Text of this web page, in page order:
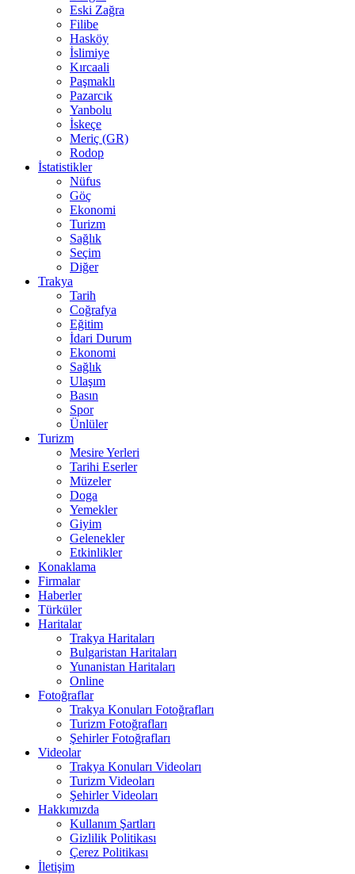
Eski Zağra
Filibe
Hasköy
İslimiye
Kırcaali
Paşmaklı
Pazarcık
Yanbolu
İskeçe
Meriç (GR)
Rodop
İstatistikler
Nüfus
Göç
Ekonomi
Turizm
Sağlık
Seçim
Diğer
Trakya
Tarih
Coğrafya
Eğitim
İdari Durum
Ekonomi
Sağlık
Ulaşım
Basın
Spor
Ünlüler
Turizm
Mesire Yerleri
Tarihi Eserler
Müzeler
Doga
Yemekler
Giyim
Gelenekler
Etkinlikler
Konaklama
Firmalar
Haberler
Türküler
Haritalar
Trakya Haritaları
Bulgaristan Haritaları
Yunanistan Haritaları
Online
Fotoğraflar
Trakya Konuları Fotoğrafları
Turizm Fotoğrafları
Şehirler Fotoğrafları
Videolar
Trakya Konuları Videoları
Turizm Videoları
Şehirler Videoları
Hakkımızda
Kullanım Şartları
Gizlilik Politikası
Çerez Politikası
İletişim